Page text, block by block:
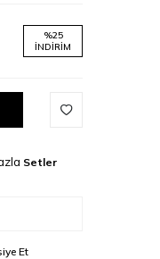
%25
İNDIRIM
Setler
Et